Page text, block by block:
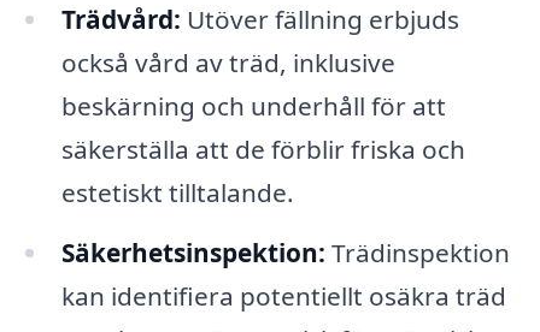
Trädvård: Utöver fällning erbjuds
också vård av träd, inklusive
beskärning och underhåll för att
säkerställa att de förblir friska och
estetiskt tilltalande.
Säkerhetsinspektion: Trädinspektion
kan identifiera potentiellt osäkra träd